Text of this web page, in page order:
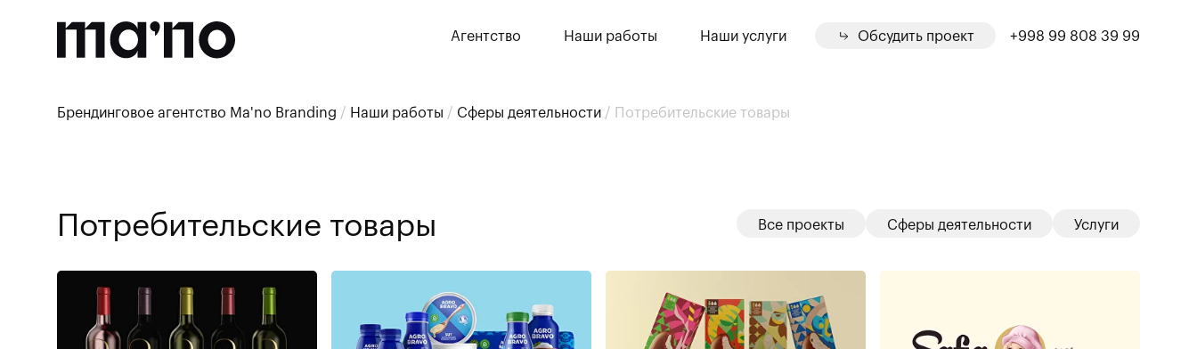
Агентство Наши работы Наши услуги Обсудить проект +998 99 808 39 99
Брендинговое агентство Ma'no Branding / Наши работы / Сферы деятельности / Потребительские товары
Потребительские товары Все проекты Сферы деятельности Услуги